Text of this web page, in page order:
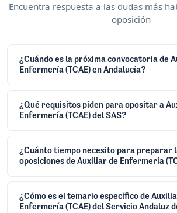
Encuentra respuesta a las dudas más
oposición
¿Cuándo es la próxima convocatoria de
Enfermería (TCAE) en Andalucía?
¿Qué requisitos piden para opositar a
Enfermería (TCAE) del SAS?
¿Cuánto tiempo necesito para preparar
oposiciones de Auxiliar de Enfermería
¿Cómo es el temario específico de
Enfermería (TCAE) del Servicio Andaluz